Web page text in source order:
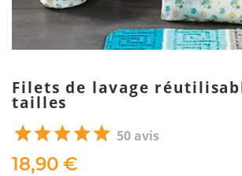
Filets de lavage
tailles
50 avis
18,90 €